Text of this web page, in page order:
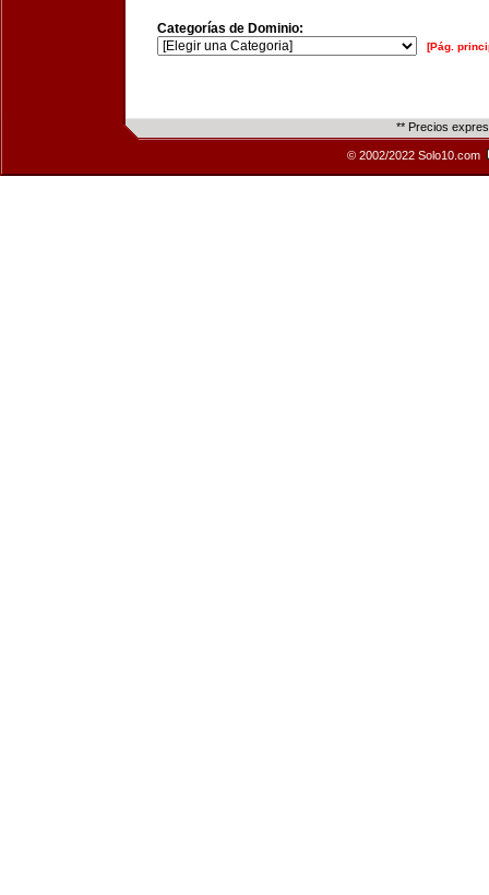
Categorías de Dominio:
[Pág.
** Precios
© 2002/2022 Solo10.com